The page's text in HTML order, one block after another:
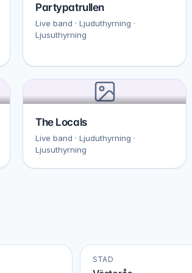
Partypatrullen
Live band · Ljuduthyrning ·
Ljusuthyrning
The Locals
Live band · Ljuduthyrning ·
Ljusuthyrning
STAD